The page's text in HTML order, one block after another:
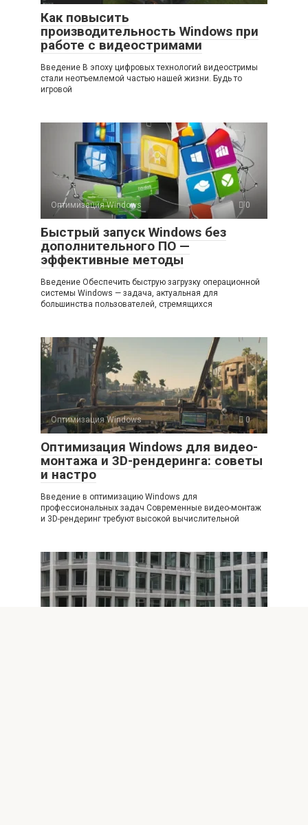
Как повысить
производительность Windows при
работе с видеостримами
Введение В эпоху цифровых технологий видеостримы
стали неотъемлемой частью нашей жизни. Будь то
игровой
Оптимизация Windows 0
Быстрый запуск Windows без
дополнительного ПО —
эффективные методы
Введение Обеспечить быструю загрузку операционной
системы Windows — задача, актуальная для
большинства пользователей, стремящихся
Оптимизация Windows 0
Оптимизация Windows для видео-
монтажа и 3D-рендеринга: советы
и настро
Введение в оптимизацию Windows для
профессиональных задач Современные видео-монтаж
и 3D-рендеринг требуют высокой вычислительной